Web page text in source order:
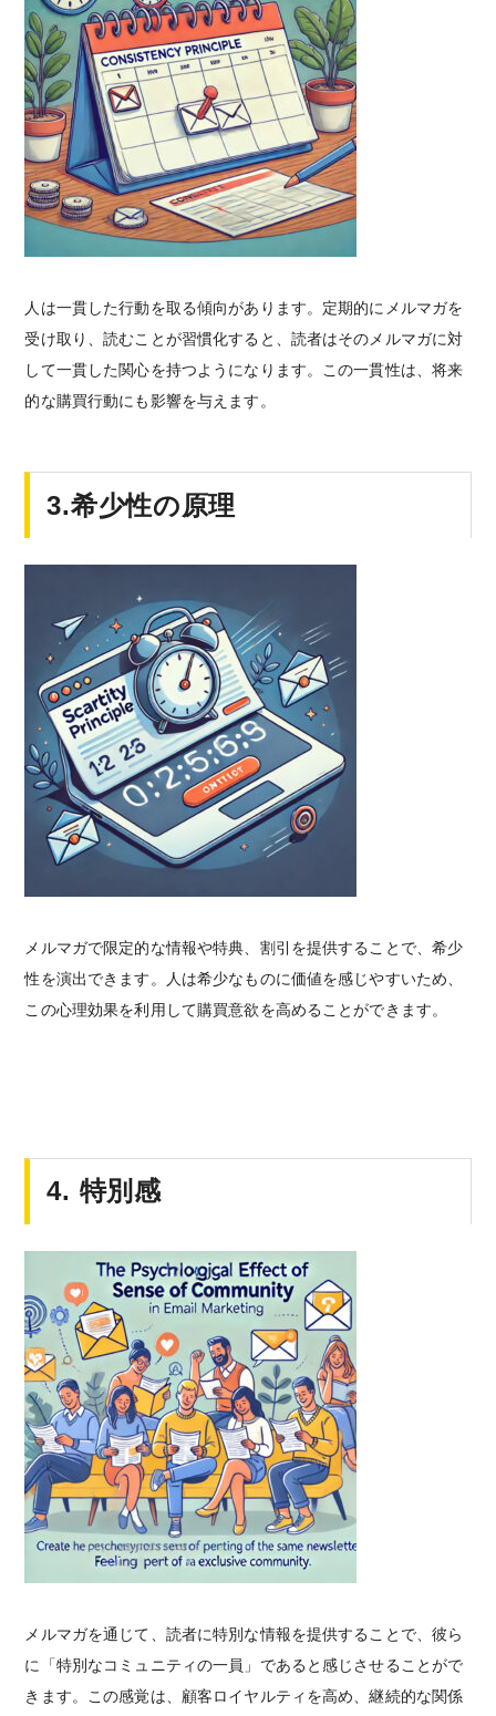
人は一貫した行動を取る傾向があります。定期的にメルマガを
受け取り、読むことが習慣化すると、読者はそのメルマガに対
して一貫した関心を持つようになります。この一貫性は、将来
的な購買行動にも影響を与えます。
3.希少性の原理
メルマガで限定的な情報や特典、割引を提供することで、希少
性を演出できます。人は希少なものに価値を感じやすいため、
この心理効果を利用して購買意欲を高めることができます。
4. 特別感
メルマガを通じて、読者に特別な情報を提供することで、彼ら
に「特別なコミュニティの一員」であると感じさせることがで
きます。この感覚は、顧客ロイヤルティを高め、継続的な関係